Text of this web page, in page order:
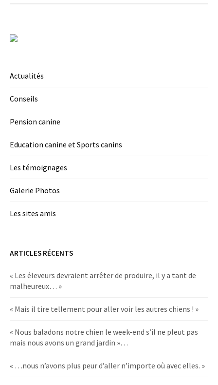
Actualités
Conseils
Pension canine
Education canine et Sports canins
Les témoignages
Galerie Photos
Les sites amis
ARTICLES RÉCENTS
« Les éleveurs devraient arrêter de produire, il y a tant de
malheureux… »
« Mais il tire tellement pour aller voir les autres chiens ! »
« Nous baladons notre chien le week-end s’il ne pleut pas
mais nous avons un grand jardin »…
« …nous n’avons plus peur d’aller n’importe où avec elles. »